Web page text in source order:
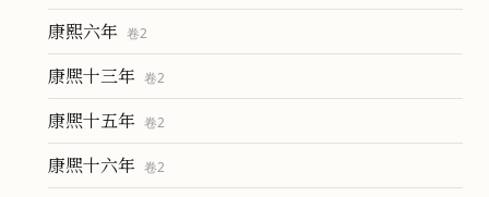
康熙六年 卷2
康熈十三年 卷2
康熈十五年 卷2
康熈十六年 卷2